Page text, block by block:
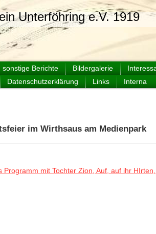
e.V. 1919
sonstige Berichte Bildergalerie
Datenschutzerklärung Links Interna
im Wirthsaus am Medienpark